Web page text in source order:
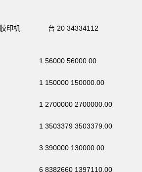
式胶印机 台 20 34334112
56000.00
150000.00
2700000.00
3503379.00
130000.00
1397110.00